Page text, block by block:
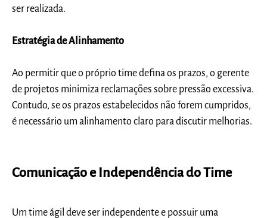
ser realizada.
Estratégia de Alinhamento
Ao permitir que o próprio time defina os prazos, o gerente
de projetos minimiza reclamações sobre pressão excessiva.
Contudo, se os prazos estabelecidos não forem cumpridos,
é necessário um alinhamento claro para discutir melhorias.
Comunicação e Independência do Time
Um time ágil deve ser independente e possuir uma